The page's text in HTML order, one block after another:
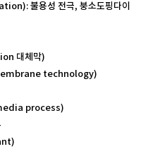
불용성 전극, 붕소도핑다이
대체막)
technology)
process)